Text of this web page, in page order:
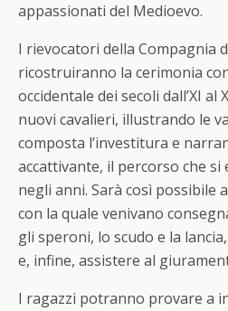
appassionati del Medioevo.
I rievocatori della Compagnia
ricostruiranno la cerimonia
occidentale dei secoli dall’XI al
nuovi cavalieri, illustrando le
composta l’investitura e
accattivante, il percorso che si
negli anni. Sarà così possibile
con la quale venivano
gli speroni, lo scudo e la
e, infine, assistere al
I ragazzi potranno provare a